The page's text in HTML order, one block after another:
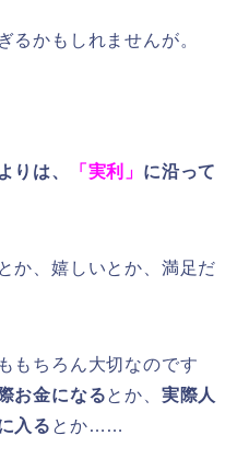
かもしれませんが。
りは、 「実利」 に沿って
か、嬉しいとか、満足だ
もちろん大切なのです
お金になるとか、 実際人
入る とか……